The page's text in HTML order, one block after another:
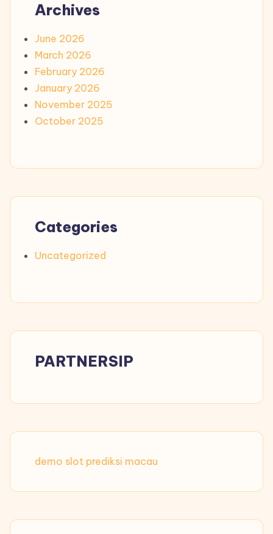
Archives
June 2026
March 2026
February 2026
January 2026
November 2025
October 2025
Categories
Uncategorized
PARTNERSIP
demo slot prediksi macau